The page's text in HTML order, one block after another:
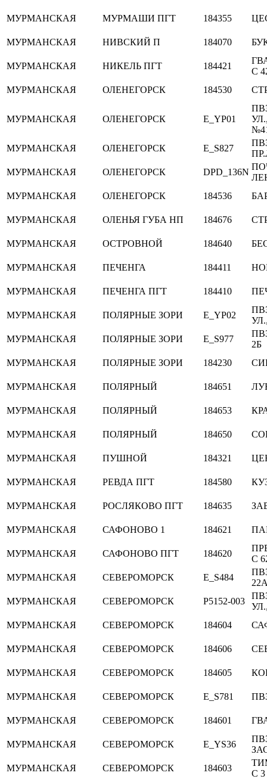
МУРМАНСКАЯ МУРМАШИ ПГТ 184355
МУРМАНСКАЯ НИВСКИЙ П 184070
МУРМАНСКАЯ НИКЕЛЬ ПГТ 184421
С
МУРМАНСКАЯ
ОЛЕНЕГОРСК 184530
МУРМАНСКАЯ ОЛЕНЕГОРСК E_YP01
МУРМАНСКАЯ
ОЛЕНЕГОРСК E_S827
МУРМАНСКАЯ
ОЛЕНЕГОРСК DPD_136N
МУРМАНСКАЯ
ОЛЕНЕГОРСК 184536
МУРМАНСКАЯ ОЛЕНЬЯ ГУБА НП 184676
МУРМАНСКАЯ ОСТРОВНОЙ 184640
МУРМАНСКАЯ ПЕЧЕНГА 184411
МУРМАНСКАЯ ПЕЧЕНГА ПГТ 184410
МУРМАНСКАЯ ПОЛЯРНЫЕ ЗОРИ E_YP02
МУРМАНСКАЯ
ПОЛЯРНЫЕ ЗОРИ E_S977
2Б
МУРМАНСКАЯ
ПОЛЯРНЫЕ ЗОРИ 184230
МУРМАНСКАЯ ПОЛЯРНЫЙ 184651
МУРМАНСКАЯ ПОЛЯРНЫЙ 184653
МУРМАНСКАЯ ПОЛЯРНЫЙ 184650
МУРМАНСКАЯ ПУШНОЙ 184321
МУРМАНСКАЯ РЕВДА ПГТ 184580
МУРМАНСКАЯ РОСЛЯКОВО ПГТ 184635
МУРМАНСКАЯ САФОНОВО 1 184621
МУРМАНСКАЯ САФОНОВО ПГТ 184620
С
МУРМАНСКАЯ
СЕВЕРОМОРСК E_S484
МУРМАНСКАЯ
СЕВЕРОМОРСК P5152-003
МУРМАНСКАЯ
СЕВЕРОМОРСК 184604
МУРМАНСКАЯ СЕВЕРОМОРСК 184606
МУРМАНСКАЯ СЕВЕРОМОРСК 184605
МУРМАНСКАЯ СЕВЕРОМОРСК E_S781
МУРМАНСКАЯ СЕВЕРОМОРСК 184601
МУРМАНСКАЯ СЕВЕРОМОРСК E_YS36
МУРМАНСКАЯ
СЕВЕРОМОРСК 184603
С 3